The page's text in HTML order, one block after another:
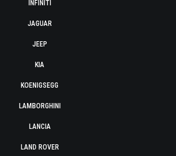
INFINITI
JAGUAR
JEEP
KIA
KOENIGSEGG
LAMBORGHINI
LANCIA
LAND ROVER